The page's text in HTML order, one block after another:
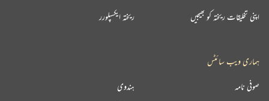
اپنی تخلیقات ریختہ کو بھیجیں ریختہ ایکسپلورر
ہماری ویب سائٹس
ہندوی صوفی نامہ